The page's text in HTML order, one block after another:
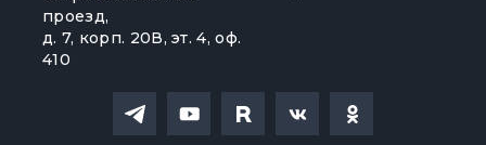
проезд,
д. 7, корп. 20В, эт. 4, оф.
410